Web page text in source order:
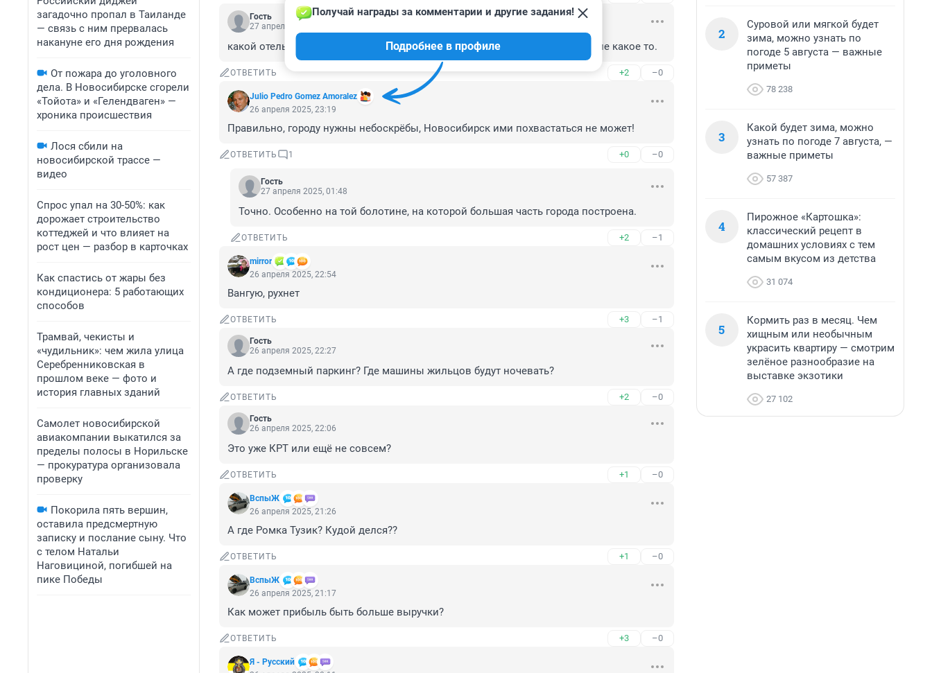
загадочно пропал в Таиланде
— связь с ним прервалась
накануне его дня рождения
От пожара до уголовного
дела. В Новосибирске сгорели
«Тойота» и «Гелендваген» —
хроника происшествия
Лося сбили на
новосибирской трассе —
видео
Спрос упал на 30-50%: как
дорожает строительство
коттеджей и что влияет на
рост цен — разбор в карточках
Как спастись от жары без
кондиционера: 5 работающих
способов
Трамвай, чекисты и
«чудильник»: чем жила улица
Серебренниковская в
прошлом веке — фото и
история главных зданий
Самолет новосибирской
авиакомпании выкатился за
пределы полосы в Норильске
— прокуратура организовала
проверку
Покорила пять вершин,
оставила предсмертную
записку и послание сыну. Что
с телом Натальи
Наговициной, погибшей на
пике Победы
Гость
27 апреля 2025, 00:09
какой отель? там припарковаться уже можно только на телецентре, безумие какое то.
ОТВЕТИТЬ +2 –0
Julio Pedro Gomez Amoralez
Получай награды за комментарии и другие задания!
Подробнее в профиле
26 апреля 2025, 23:19
Правильно, городу нужны небоскрёбы, Новосибирск ими похвастаться не может!
ОТВЕТИТЬ 1 +0 –0
Гость
27 апреля 2025, 01:48
Точно. Особенно на той болотине, на которой большая часть города построена.
ОТВЕТИТЬ +2 –1
mirror
26 апреля 2025, 22:54
Вангую, рухнет
ОТВЕТИТЬ +3 –1
Гость
26 апреля 2025, 22:27
А где подземный паркинг? Где машины жильцов будут ночевать?
ОТВЕТИТЬ +2 –0
Гость
26 апреля 2025, 22:06
Это уже КРТ или ещё не совсем?
ОТВЕТИТЬ +1 –0
ВспыЖ
26 апреля 2025, 21:26
А где Ромка Тузик? Кудой делся??
ОТВЕТИТЬ +1 –0
ВспыЖ
26 апреля 2025, 21:17
Как может прибыль быть больше выручки?
ОТВЕТИТЬ +3 –0
Я - Русский
2
Суровой или мягкой будет
зима, можно узнать по
погоде 5 августа — важные
приметы
78 238
3
Какой будет зима, можно
узнать по погоде 7 августа, —
важные приметы
57 387
4
Пирожное «Картошка»:
классический рецепт в
домашних условиях с тем
самым вкусом из детства
31 074
5
Кормить раз в месяц. Чем
хищным или необычным
украсить квартиру — смотрим
зелёное разнообразие на
выставке экзотики
27 102